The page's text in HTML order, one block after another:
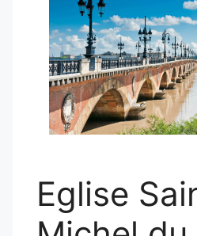
Eglise